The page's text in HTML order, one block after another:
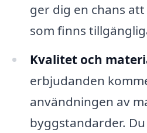
ger dig en chans
som finns
Kvalitet och
erbjudanden
användningen av
byggstandarder.